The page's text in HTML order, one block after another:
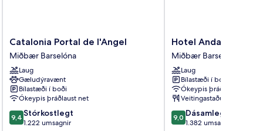
Catalonia
Portal
de
l'Angel
Miðbær
Barselóna
Catalonia Portal de l'Angel
Miðbær Barselóna
Laug
Gæludýravænt
Bílastæði í boði
Ókeypis þráðlaust net
9.4
af
9,4 Stórkostlegt
1.222 umsagnir
Hotel
Andante
Drassanes
Miðbær
Barselóna
Hotel Andante
Miðbær Barselóna
Laug
Bílastæði í boði
Ókeypis þráðlaust net
Veitingastaður
9.0
af
9,0 Dásamlegt
1.382 umsagnir